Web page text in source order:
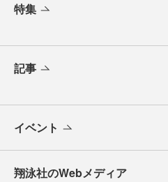
特集
記事
イベント
翔泳社のWebメディア